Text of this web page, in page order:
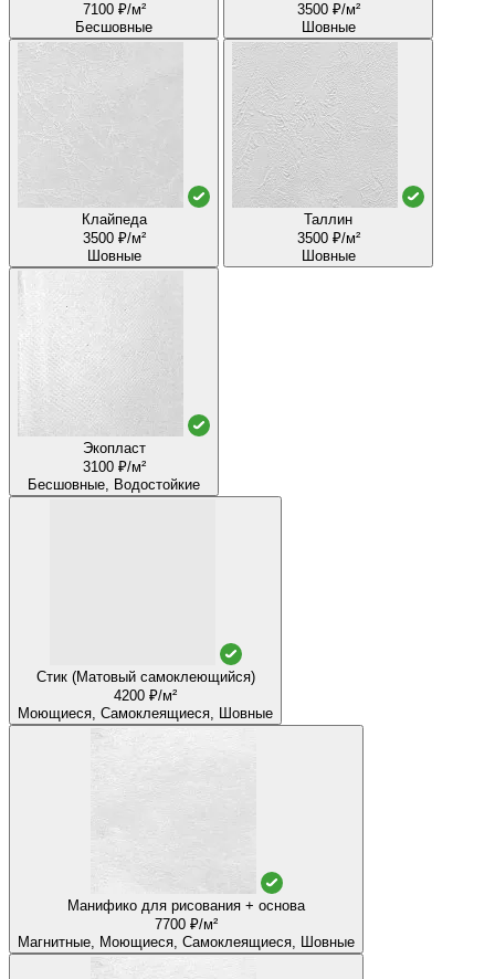
7100 ₽/м²
Бесшовные
3500 ₽/м²
Шовные
Клайпеда
3500 ₽/м²
Шовные
Таллин
3500 ₽/м²
Шовные
Экопласт
3100 ₽/м²
Бесшовные, Водостойкие
Стик (Матовый самоклеющийся)
4200 ₽/м²
Моющиеся, Самоклеящиеся, Шовные
Манифико для рисования + основа
7700 ₽/м²
Магнитные, Моющиеся, Самоклеящиеся, Шовные